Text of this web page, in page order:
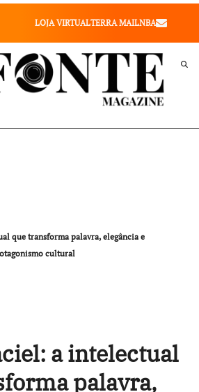
LOJA VIRTUALTERRA MAILNBA
que transforma palavra, elegância e
cultural
a intelectual
palavra,